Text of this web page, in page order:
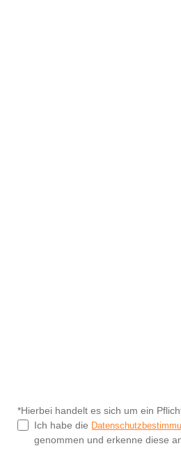
*Hierbei handelt es sich um ein
Ich habe die
genommen und erkenne diese